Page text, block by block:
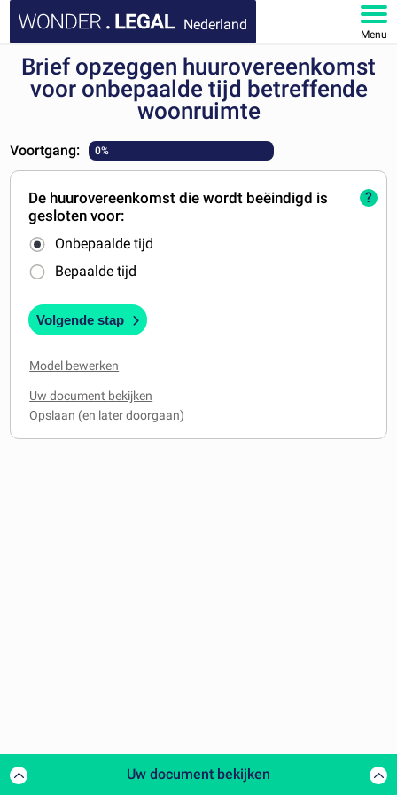
Nederland
Menu
HOME
FAQ
MIJN ACCOUNT
Brief opzeggen huurovereenkomst
voor onbepaalde tijd betreffende
woonruimte
Voortgang: 0%
De huurovereenkomst die wordt beëindigd is
gesloten voor:
Onbepaalde tijd
Bepaalde tijd
?
Volgende stap
Model bewerken
Uw document bekijken
Uw document bekijken